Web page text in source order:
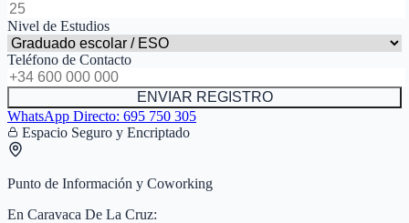
Nivel de Estudios
Teléfono de Contacto
ENVIAR REGISTRO
WhatsApp Directo: 695 750 305
Espacio Seguro y Encriptado
Punto de Información y Coworking
En Caravaca De La Cruz: